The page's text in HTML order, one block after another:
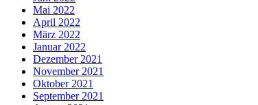
Mai 2022
April 2022
März 2022
Januar 2022
Dezember 2021
November 2021
Oktober 2021
September 2021